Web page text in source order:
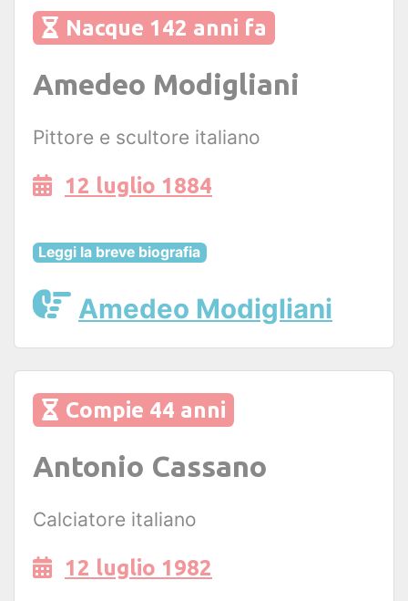
Nacque 142 anni fa
Amedeo Modigliani
Pittore e scultore italiano
12 luglio 1884
Leggi la breve biografia
Amedeo Modigliani
Compie 44 anni
Antonio Cassano
Calciatore italiano
12 luglio 1982